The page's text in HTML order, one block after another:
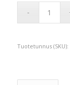
Tuotetunnus (SKU):